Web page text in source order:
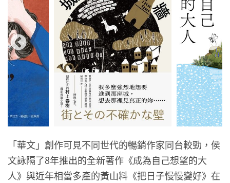
「華文」創作可見不同世代的暢銷作家同台較勁，侯
文詠隔了8年推出的全新著作《成為自己想望的大
人》與近年相當多產的黃山料《把日子慢慢變好》在